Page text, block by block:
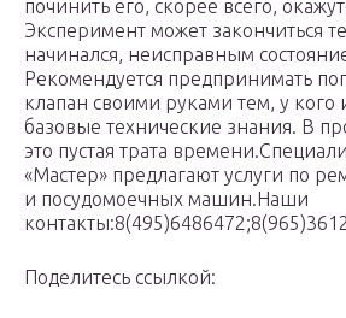
починить его, скорее всего,
Эксперимент может закончиться
начинался, неисправным
Рекомендуется предпринимать
клапан своими руками тем, у кого
базовые технические знания. В
это пустая трата
«Мастер» предлагают услуги по
и посудомоечных машин.Наши
Поделитесь ссылкой: